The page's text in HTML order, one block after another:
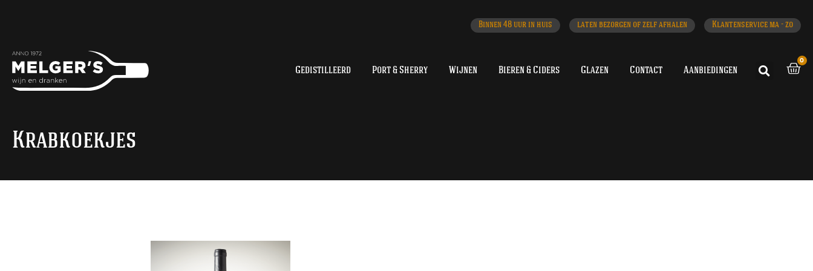
Binnen 48 uur in huis laten bezorgen of zelf afhalen Klantenservice ma - zo
Gedistilleerd Port & Sherry Wijnen Bieren & Ciders Glazen Contact Aanbiedingen
0
Krabkoekjes